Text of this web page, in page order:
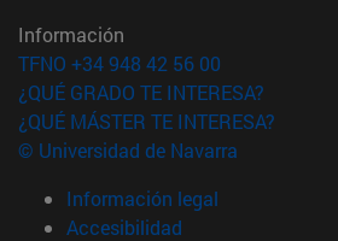
Información
TFNO +34 948 42 56 00
¿QUÉ GRADO TE INTERESA?
¿QUÉ MÁSTER TE INTERESA?
© Universidad de Navarra
Información legal
Accesibilidad